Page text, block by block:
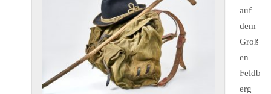
auf
dem
Groß
en
Feldb
erg